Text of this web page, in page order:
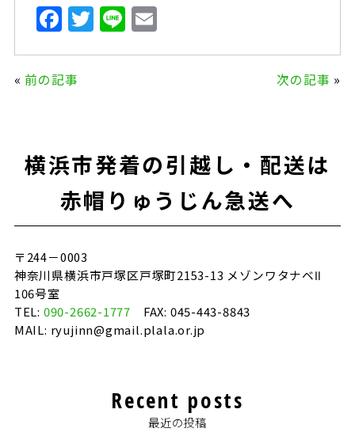
F
a
c
e
o
o
k
T
w
Li
n
E
m
« 前の記事 次の記事 »
横浜市発着の引越し・配送は
赤帽りゅうじん急送へ
〒244－0003
神奈川県横浜市戸塚区戸塚町2153-13 メゾンワタナベⅡ
106号室
TEL: 090-2662-1777 FAX: 045-443-8843
MAIL: ryujinn@gmail.plala.or.jp
Recent posts
最近の投稿